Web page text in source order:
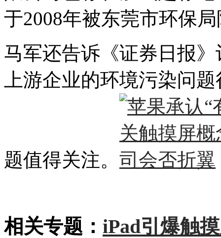
于2008年被东莞市环保
马军还告诉《证券日报
上游企业的环境污染问
题值得关注。
相关专题： iPad引爆触